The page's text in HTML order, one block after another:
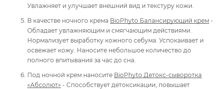
Увлажняет и улучшает внешний вид и текстуру кожи.
В качестве ночного крема BioPhyto Балансирующий крем -
Обладает увлажняющим и смягчающим действиями.
Нормализует выработку кожного себума. Успокаивает и
освежает кожу. Наносите небольшое количество до
полного впитывания за час до сна.
Под ночной крем наносите BioPhyto Детокс-сыворотка
«Абсолют» - Способствует детоксикации, повышает